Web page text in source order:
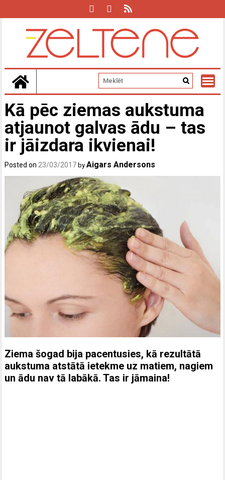
Kā pēc ziemas aukstuma
atjaunot galvas ādu – tas
ir jāizdara ikvienai!
Posted on 23/03/2017 byAigars Andersons
Ziema šogad bija pacentusies, kā rezultātā
aukstuma atstātā ietekme uz matiem, nagiem
un ādu nav tā labākā. Tas ir jāmaina!